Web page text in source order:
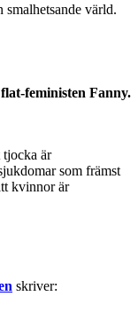
värld.
feministen Fanny.
tjocka är
som främst
kvinnor är
skriver: